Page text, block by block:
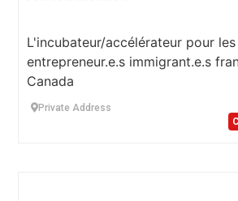
L'incubateur/accélérateur pour les
entrepreneur.e.s immigrant.e.s
Canada
Private Address